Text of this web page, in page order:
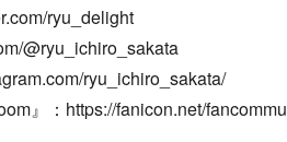
ryu_delight
@ryu_ichiro_sakata
ryu_ichiro_sakata/
』：https://fanicon.net/